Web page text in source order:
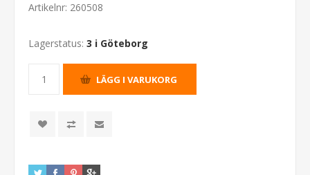
Artikelnr: 260508
Lagerstatus: 3 i Göteborg